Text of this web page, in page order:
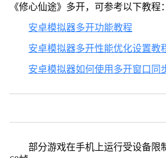
《修心仙途》多开，可参考以下教程：
安卓模拟器多开功能教程
安卓模拟器多开性能优化设置教
安卓模拟器如何使用多开窗口同
部分游戏在手机上运行受设备限